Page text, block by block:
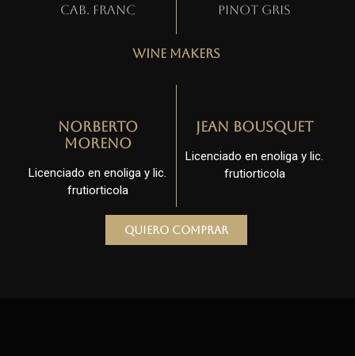
Cab. Franc Pinot gris
Wine Makers
Norberto
Moreno
Licenciado en enoliga y lic.
frutiorticola
Jean Bousquet
Licenciado en enoliga y lic.
frutiorticola
Quiero comprar